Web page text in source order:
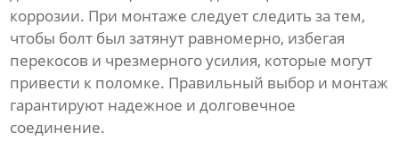
коррозии. При монтаже следует следить за тем,
чтобы болт был затянут равномерно, избегая
перекосов и чрезмерного усилия, которые могут
привести к поломке. Правильный выбор и монтаж
гарантируют надежное и долговечное
соединение.